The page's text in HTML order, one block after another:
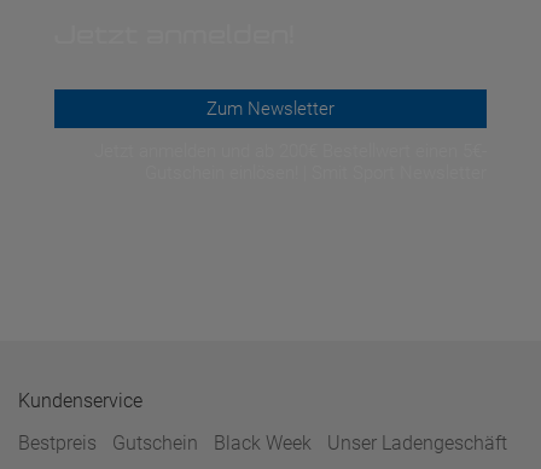
Zum Newsletter
Kundenservice
Bestpreis
Gutschein Black Week
Unser Ladengeschäft